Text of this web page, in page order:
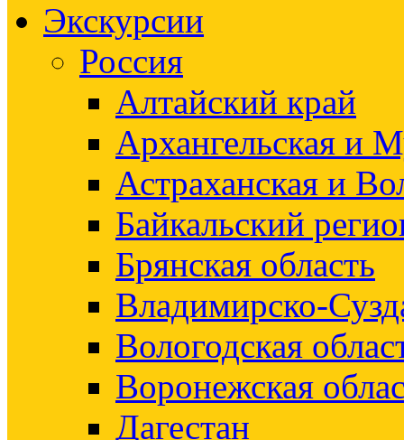
Экскурсии
Россия
Алтайский край
Архангельская и
Астраханская и
Байкальский
Брянская область
Владимирско-
Вологодская
Воронежская
Дагестан